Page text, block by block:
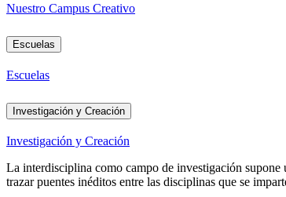
Nuestro Campus Creativo
Escuelas
Escuelas
Investigación y Creación
Investigación y Creación
La interdisciplina como campo de investigación
trazar puentes inéditos entre las disciplinas que se